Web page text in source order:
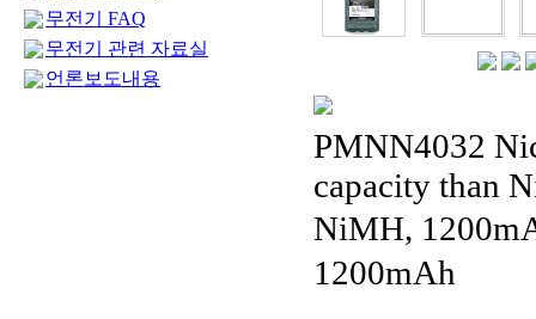
무전기 FAQ
무전기 관련 자료실
언론보도내용
PMNN4032
capacity than
NiMH,
1200mAh